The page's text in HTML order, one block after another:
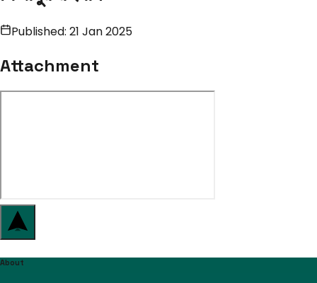
Published: 21 Jan 2025
Attachment
About